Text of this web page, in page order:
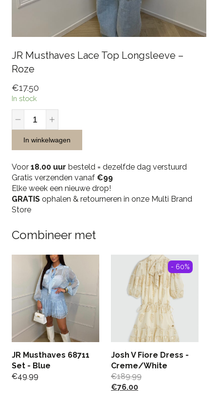
JR Musthaves Lace Top Longsleeve –
Roze
€17.50
In stock
Musthaves
Lace
-
Roze
quantity
In winkelwagen
Voor 18.00 uur besteld = dezelfde dag verstuurd
Gratis verzenden vanaf €99
Elke week een nieuwe drop!
GRATIS ophalen & retourneren in onze Multi Brand
Store
Combineer met
JR Musthaves 68711
Set - Blue
€49.99
- 60%
Josh V Fiore Dress -
Creme/White
€189.99
€76.00